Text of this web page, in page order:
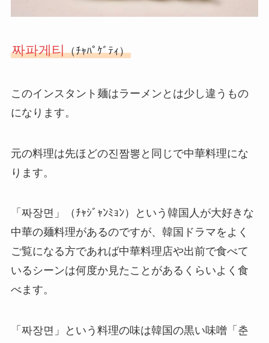
짜파게티（ﾁｬﾊﾟｹﾞﾃｨ）
このインスタント麺はラーメンとは少し違うもの
になります。
元の料理は先ほどの진짬뽕と同じで中華料理にな
ります。
「짜장면」（ﾁｬｼﾞｬﾝﾐｮﾝ）という韓国人が大好きな
中華の麺料理があるのですが、韓国ドラマをよく
ご覧になる方であれば中華料理店や出前で食べて
いるシーンは何度か見たことがあるくらいよく食
べます。
「짜장면」という料理の味は韓国の黒い味噌「춘